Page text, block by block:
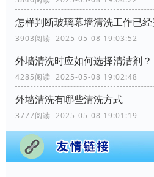
怎样判断玻璃幕墙清洗工作已经
3903阅读 2025-05-08 19:03:52
外墙清洗时应如何选择清洁剂？
4285阅读 2025-05-08 19:02:48
外墙清洗有哪些清洗方式
3777阅读 2025-05-08 19:01:19